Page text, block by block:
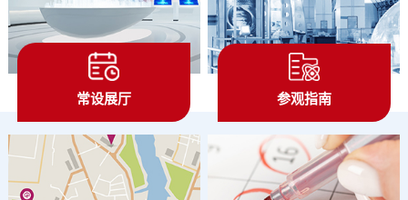
常设展厅 参观指南